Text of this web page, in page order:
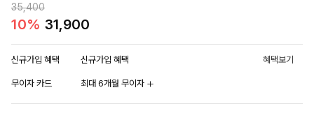
35,400
10% 31,900
신규가입 혜택 신규가입 혜택 혜택보기
무이자 카드 최대 6개월 무이자